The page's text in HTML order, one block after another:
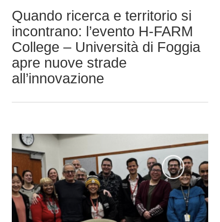
i
n
c
a
Quando ricerca e territorio si
incontrano: l’evento H-FARM
College – Università di Foggia
apre nuove strade
all’innovazione